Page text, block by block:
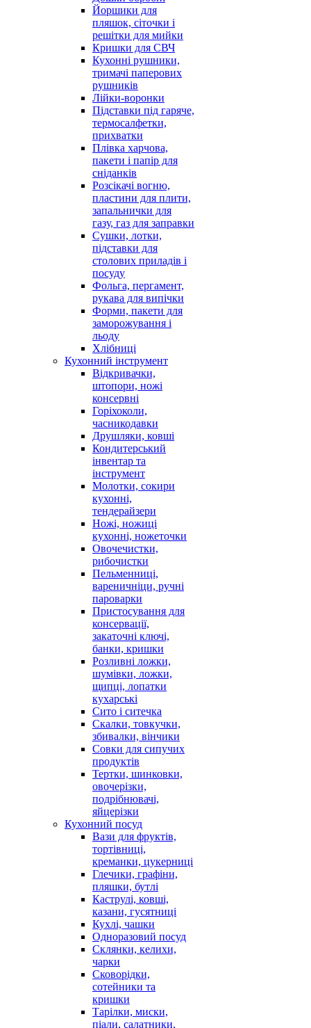
Йоршики для
пляшок, сіточки і
решітки для мийки
Кришки для СВЧ
Кухонні рушники,
тримачі паперових
рушників
Лійки-воронки
Підставки під гаряче,
термосалфетки,
прихватки
Плівка харчова,
пакети і папір для
сніданків
Розсікачі вогню,
пластини для плити,
запальнички для
газу, газ для заправки
Сушки, лотки,
підставки для
столових приладів і
посуду
Фольга, пергамент,
рукава для випічки
Форми, пакети для
заморожування і
льоду
Хлібниці
Кухонний інструмент
Відкривачки,
штопори, ножі
консервні
Горіхоколи,
часникодавки
Друшляки, ковші
Кондитерський
інвентар та
інструмент
Молотки, сокири
кухонні,
тендерайзери
Ножі, ножиці
кухонні, ножеточки
Овочечистки,
рибочистки
Пельменниці,
вареничніци, ручні
пароварки
Пристосування для
консервації,
закаточні ключі,
банки, кришки
Розливні ложки,
шумівки, ложки,
щипці, лопатки
кухарські
Сито і ситечка
Скалки, товкучки,
збивалки, вінчики
Совки для сипучих
продуктів
Тертки, шинковки,
овочерізки,
подрібнювачі,
яйцерізки
Кухонний посуд
Вази для фруктів,
тортівниці,
креманки, цукерниці
Глечики, графіни,
пляшки, бутлі
Каструлі, ковші,
казани, гусятниці
Кухлі, чашки
Одноразовий посуд
Склянки, келихи,
чарки
Сковорідки,
сотейники та
кришки
Тарілки, миски,
піали, салатники,